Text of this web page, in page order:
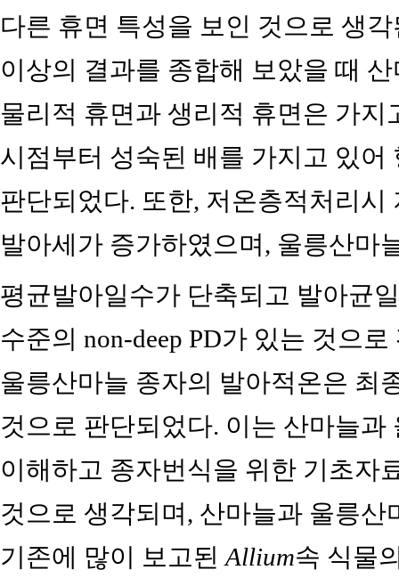
다른 휴면 특성을 보인 것으로 생
이상의 결과를 종합해 보았을 때
물리적 휴면과 생리적 휴면은 가지
시점부터 성숙된 배를 가지고 있
판단되었다. 또한, 저온층적처리시
발아세가 증가하였으며, 울릉산마
평균발아일수가 단축되고 발아균
수준의 non-deep PD가 있는 것으
울릉산마늘 종자의 발아적온은 최
것으로 판단되었다. 이는 산마늘
이해하고 종자번식을 위한 기초자
것으로 생각되며, 산마늘과 울릉
기존에 많이 보고된Allium속 식물